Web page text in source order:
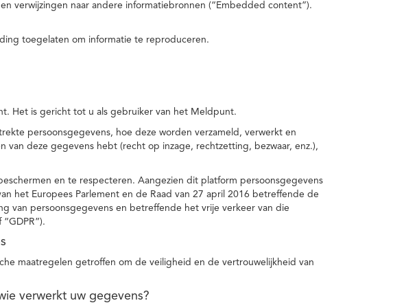
verwijzingen naar andere informatiebronnen (“Embedded content”).
toegelaten om informatie te reproduceren.
Het is gericht tot u als gebruiker van het Meldpunt.
persoonsgegevens, hoe deze worden verzameld, verwerkt en
deze gegevens hebt (recht op inzage, rechtzetting, bezwaar, enz.),
en te respecteren. Aangezien dit platform persoonsgegevens
het Europees Parlement en de Raad van 27 april 2016 betreffende de
van persoonsgegevens en betreffende het vrije verkeer van die
maatregelen getroffen om de veiligheid en de vertrouwelijkheid van
verwerkt uw gegevens?